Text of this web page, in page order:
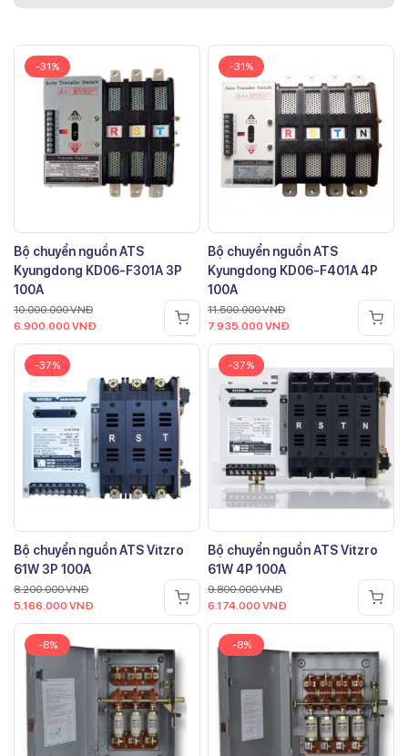
-31%
Bộ chuyển nguồn ATS
Kyungdong KD06-F301A 3P
100A
10.000.000VNĐ
6.900.000 VNĐ
-31%
Bộ chuyển nguồn ATS
Kyungdong KD06-F401A 4P
100A
11.500.000VNĐ
7.935.000 VNĐ
-37%
Bộ chuyển nguồn ATS Vitzro
61W 3P 100A
8.200.000VNĐ
5.166.000 VNĐ
-37%
Bộ chuyển nguồn ATS Vitzro
61W 4P 100A
9.800.000VNĐ
6.174.000 VNĐ
-8% -8%